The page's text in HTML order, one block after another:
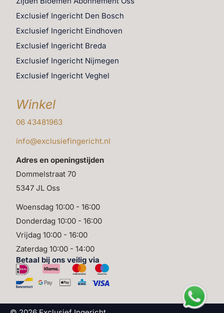
Exclusief Ingericht Den Bosch
Exclusief Ingericht Eindhoven
Exclusief Ingericht Breda
Exclusief Ingericht Nijmegen
Exclusief Ingericht Veghel
Winkel
06 43481963
info@exclusiefingericht.nl
Adres en openingstijden
Dommelstraat 70
5347 JL Oss
Woensdag 10:00 - 16:00
Donderdag 10:00 - 16:00
Vrijdag 10:00 - 16:00
Zaterdag 10:00 - 14:00
Betaal bij ons veilig via